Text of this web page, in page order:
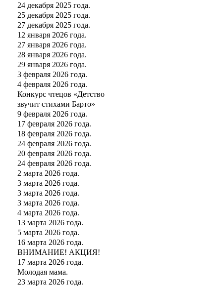
24 декабря 2025 года.
25 декабря 2025 года.
27 декабря 2025 года.
12 января 2026 года.
27 января 2026 года.
28 января 2026 года.
29 января 2026 года.
3 февраля 2026 года.
4 февраля 2026 года.
Конкурс чтецов «Детство
звучит стихами Барто»
9 февраля 2026 года.
17 февраля 2026 года.
18 февраля 2026 года.
24 февраля 2026 года.
20 февраля 2026 года.
24 февраля 2026 года.
2 марта 2026 года.
3 марта 2026 года.
3 марта 2026 года.
3 марта 2026 года.
4 марта 2026 года.
13 марта 2026 года.
5 марта 2026 года.
16 марта 2026 года.
ВНИМАНИЕ! АКЦИЯ!
17 марта 2026 года.
Молодая мама.
23 марта 2026 года.